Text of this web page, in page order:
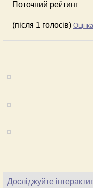
Поточний рейтинг
(після 1 голосів) Оцінка
Досліджуйте